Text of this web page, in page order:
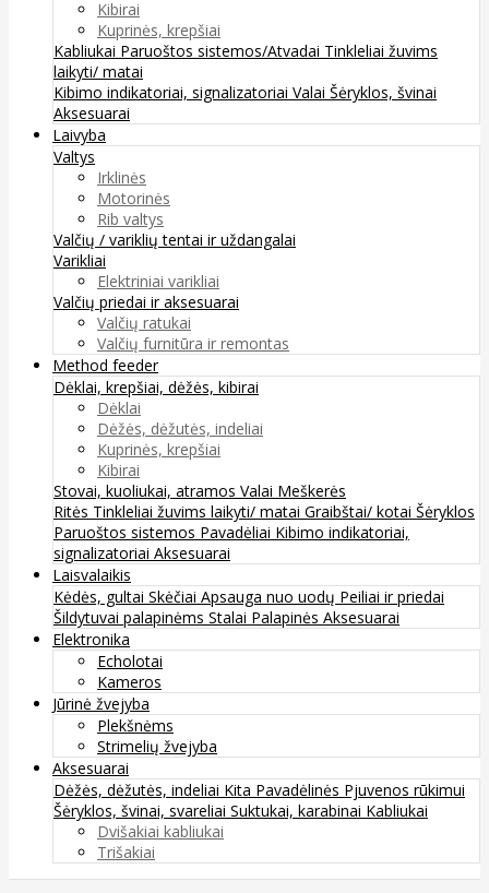
Kibirai
Kuprinės, krepšiai
Kabliukai Paruoštos sistemos/Atvadai Tinkleliai žuvims
laikyti/ matai
Kibimo indikatoriai, signalizatoriai Valai Šėryklos, švinai
Aksesuarai
Laivyba
Valtys
Irklinės
Motorinės
Rib valtys
Valčių / variklių tentai ir uždangalai
Varikliai
Elektriniai varikliai
Valčių priedai ir aksesuarai
Valčių ratukai
Valčių furnitūra ir remontas
Method feeder
Dėklai, krepšiai, dėžės, kibirai
Dėklai
Dėžės, dėžutės, indeliai
Kuprinės, krepšiai
Kibirai
Stovai, kuoliukai, atramos Valai Meškerės
Ritės Tinkleliai žuvims laikyti/ matai Graibštai/ kotai Šėryklos
Paruoštos sistemos Pavadėliai Kibimo indikatoriai,
signalizatoriai Aksesuarai
Laisvalaikis
Kėdės, gultai Skėčiai Apsauga nuo uodų Peiliai ir priedai
Šildytuvai palapinėms Stalai Palapinės Aksesuarai
Elektronika
Echolotai
Kameros
Jūrinė žvejyba
Plekšnėms
Strimelių žvejyba
Aksesuarai
Dėžės, dėžutės, indeliai Kita Pavadėlinės Pjuvenos rūkimui
Šėryklos, švinai, svareliai Suktukai, karabinai Kabliukai
Dvišakiai kabliukai
Trišakiai